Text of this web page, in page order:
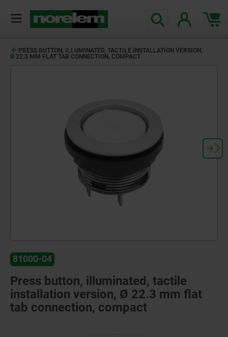
PRESS BUTTON, ILLUMINATED, TACTILE INSTALLATION VERSION,
Ø 22.3 MM FLAT TAB CONNECTION, COMPACT
81000-04
Press button, illuminated, tactile
installation version, Ø 22.3 mm flat
tab connection, compact